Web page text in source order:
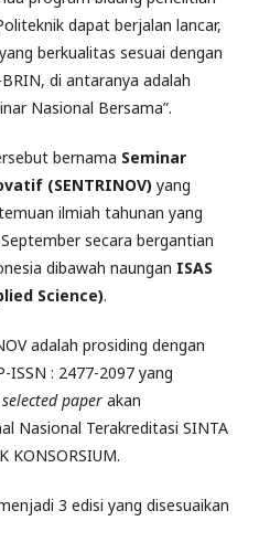
dapat berjalan lancar,
berkualitas sesuai dengan
di antaranya adalah
Nasional Bersama”.
bernama Seminar
(SENTRINOV) yang
ilmiah tahunan yang
secara bergantian
dibawah naungan ISAS
Science).
adalah prosiding dengan
ISSN : 2477-2097 yang
selected paper akan
Nasional Terakreditasi SINTA
KONSORSIUM.
3 edisi yang disesuaikan